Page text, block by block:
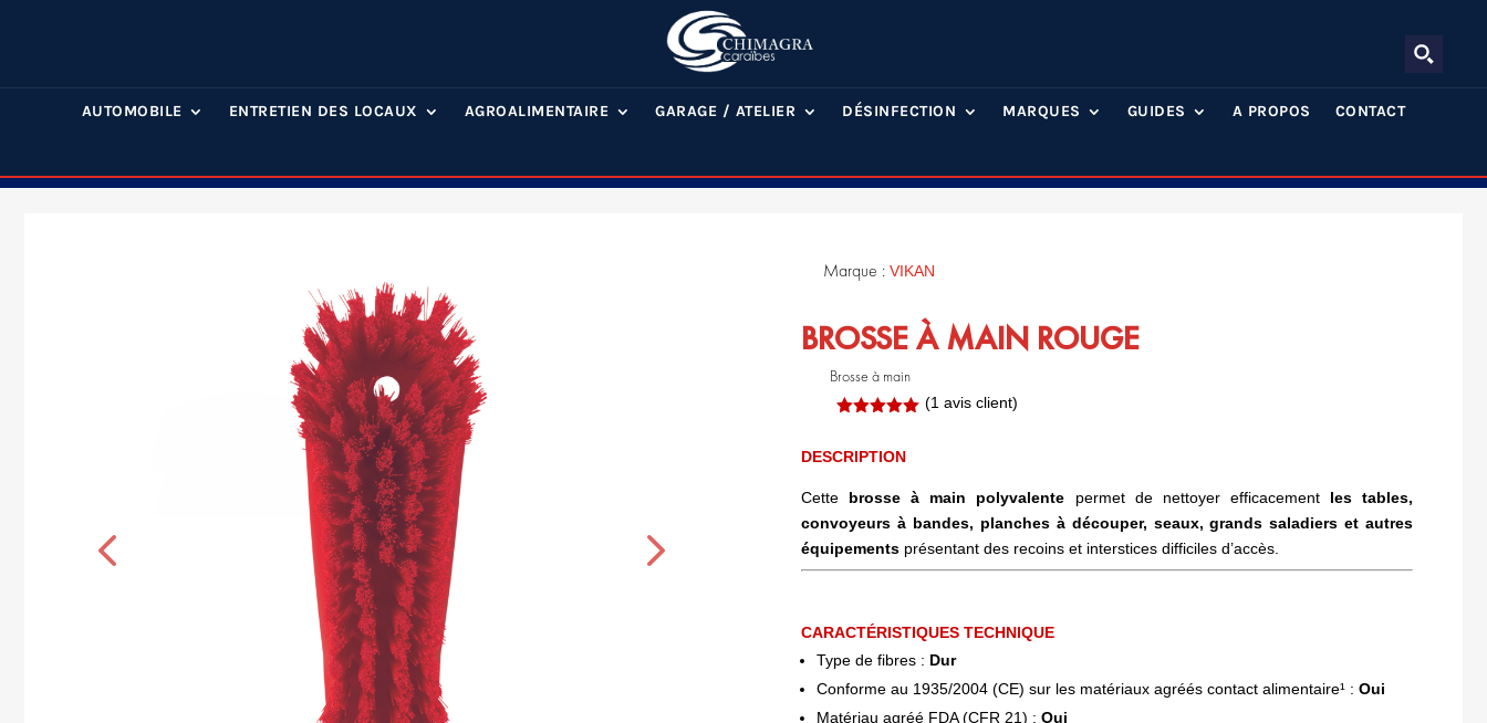
AUTOMOBILE ENTRETIEN DES LOCAUX AGROALIMENTAIRE GARAGE / ATELIER DÉSINFECTION MARQUES GUIDES A PROPOS CONTACT
Marque : VIKAN
BROSSE À MAIN ROUGE
Brosse à main
basé sur
client
(1avis client)
DESCRIPTION
Cette brosse à main polyvalente permet de nettoyer efficacement les tables,
convoyeurs à bandes, planches à découper, seaux, grands saladiers et autres
équipements présentant des recoins et interstices difficiles d’accès.
CARACTÉRISTIQUES TECHNIQUE
Type de fibres : Dur
Conforme au 1935/2004 (CE) sur les matériaux agréés contact alimentaire¹ : Oui
Matériau agréé FDA (CFR 21) : Oui